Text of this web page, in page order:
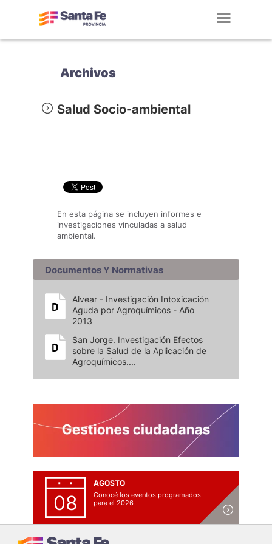
Archivos
Salud Socio-ambiental
En esta página se incluyen informes e
investigaciones vinculadas a salud
ambiental.
Documentos Y Normativas
Alvear - Investigación Intoxicación
Aguda por Agroquímicos - Año
2013
San Jorge. Investigación Efectos
sobre la Salud de la Aplicación de
Agroquímicos....
08
AGOSTO
Conocé los eventos programados
para el 2026